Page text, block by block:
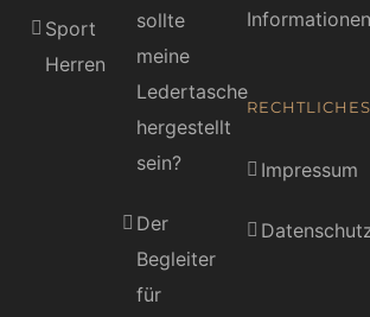
Sport
Herren
sollte
meine
Ledertasche
hergestellt
sein?
Der
Begleiter
für
Informationen
RECHTLICHES
Impressum